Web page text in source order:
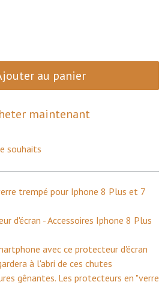
au panier
maintenant
souhaits
trempé pour Iphone 8 Plus et 7
d'écran - Accessoires Iphone 8 Plus
avec ce protecteur d'écran
à l'abri de ces chutes
gênantes. Les protecteurs en "verre